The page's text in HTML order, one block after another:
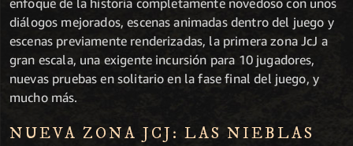
enfoque de la historia completamente novedoso con unos
diálogos mejorados, escenas animadas dentro del juego y
escenas previamente renderizadas, la primera zona JcJ a
gran escala, una exigente incursión para 10 jugadores,
nuevas pruebas en solitario en la fase final del juego, y
mucho más.
NUEVA ZONA JCJ: LAS NIEBLAS